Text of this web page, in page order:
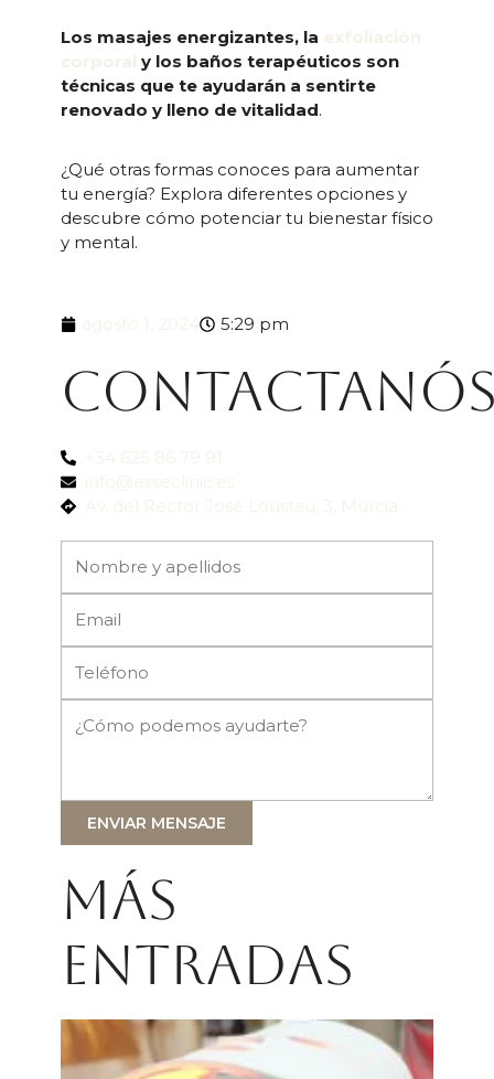
Los masajes energizantes, la
y los baños terapéuticos son
técnicas que te ayudarán a sentirte
renovado y lleno de vitalidad.
¿Qué otras formas conoces para aumentar
tu energía? Explora diferentes opciones y
descubre cómo potenciar tu bienestar físico
y mental.
5:29 pm
ENVIAR MENSAJE
Más
entradas